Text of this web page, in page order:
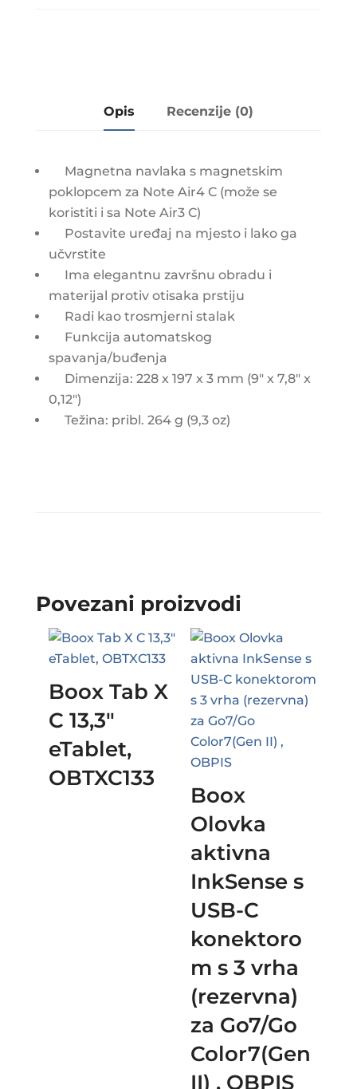
Opis Recenzije (0)
Magnetna navlaka s magnetskim
poklopcem za Note Air4 C (može se
koristiti i sa Note Air3 C)
Postavite uređaj na mjesto i lako ga
učvrstite
Ima elegantnu završnu obradu i
materijal protiv otisaka prstiju
Radi kao trosmjerni stalak
Funkcija automatskog
spavanja/buđenja
Dimenzija: 228 x 197 x 3 mm (9" x 7,8" x
0,12")
Težina: pribl. 264 g (9,3 oz)
Povezani proizvodi
Boox Tab X
C 13,3″
eTablet,
OBTXC133
Boox
Olovka
aktivna
InkSense s
USB-C
konektoro
m s 3 vrha
(rezervna)
za Go7/Go
Color7(Gen
II) , OBPIS